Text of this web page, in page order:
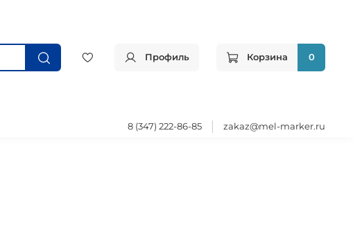
Профиль Корзина 0
8 (347) 222-86-85 zakaz@mel-marker.ru